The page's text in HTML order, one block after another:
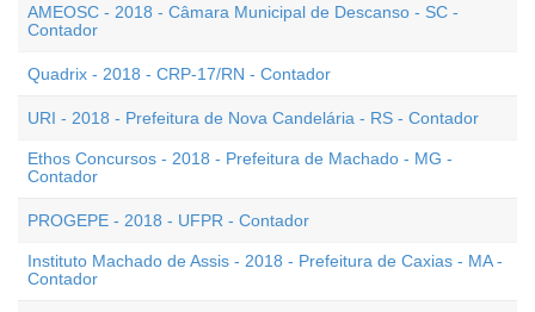
AMEOSC - 2018 - Câmara Municipal de Descanso - SC -
Contador
Quadrix - 2018 - CRP-17/RN - Contador
URI - 2018 - Prefeitura de Nova Candelária - RS - Contador
Ethos Concursos - 2018 - Prefeitura de Machado - MG -
Contador
PROGEPE - 2018 - UFPR - Contador
Instituto Machado de Assis - 2018 - Prefeitura de Caxias - MA -
Contador